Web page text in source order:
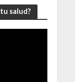
salud?